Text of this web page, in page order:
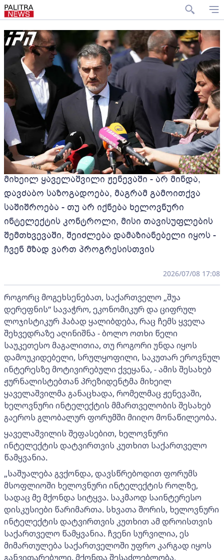
მიხეილ ყაველაშვილი ჟენევაში - არ მინდა,
დავძაბო საზოგადოება, მაგრამ გამოითქვა
საშიშროება - თუ არ იქნება ხელოვნური
ინტელექტის კონტროლი, მისი თავისუფლების
შემთხვევაში, შეიძლება დამაზიანებელი იყოს -
ჩვენ მზად ვართ პროგრესისთვის
2026/07/08 17:08
როგორც მოგეხსენებათ, საქართველო „შუა
დერეფნის“ სავაჭრო, ეკონომიკურ და ციფრულ
ლოჯისტიკურ ჰაბად ყალიბდება, რაც ჩემს ყველა
შეხვედრაზე აღინიშნა - ბოლო ოთხი წელი
საუკეთესო მაგალითია, თუ როგორი უნდა იყოს
დამოუკიდებელი, სრულყოფილი, საკუთარ ეროვნულ
ინტერესზე მოტივირებული ქვეყანა, - ამის შესახებ
ჟურნალისტებთან პრეზიდენტმა მიხეილ
ყაველაშვილმა განაცხადა, რომელმაც ჟენევაში,
ხელოვნური ინტელექტის მმართველობის შესახებ
გაეროს გლობალურ ფორუმში მიიღო მონაწილეობა.
ყაველაშვილის შეფასებით, ხელოვნური
ინტელექტის დატვირთვის კუთხით საქართველო
წამყვანია.
„საშუალება გვქონდა, დავსწრებოდით ფორუმს
მსოფლიოში ხელოვნური ინტელექტის როლზე,
სადაც მე მქონდა სიტყვა. საკმაოდ საინტერესო
დისკუსიები წარიმართა. სხვათა შორის, ხელოვნური
ინტელექტის დატვირთვის კუთხით ამ დროისთვის
საქართველო წამყვანია. ჩვენი სურვილია, ეს
მიმართულება საქართველოში უფრო კარგად იყოს
განვითარებული. მქონდა შესაძლებლობა,